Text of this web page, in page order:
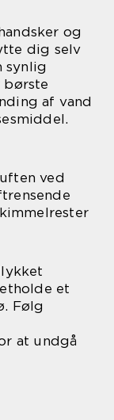
og
dig selv
synlig
børste
af vand
ved
et
Følg
at undgå